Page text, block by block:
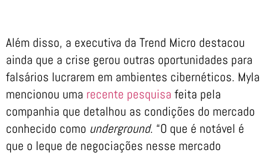
Além disso, a executiva da Trend Micro destacou
ainda que a crise gerou outras oportunidades para
falsários lucrarem em ambientes cibernéticos. Myla
mencionou uma recente pesquisa feita pela
companhia que detalhou as condições do mercado
conhecido como underground. “O que é notável é
que o leque de negociações nesse mercado